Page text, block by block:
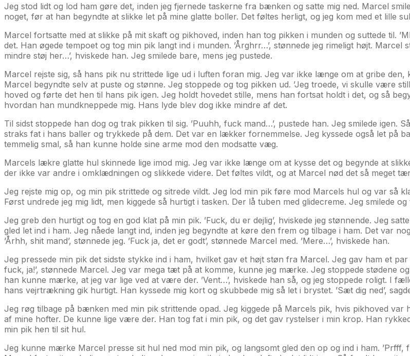
Jeg stod lidt og lod ham gøre det, inden jeg fjernede taskerne fra bænken og satte mig ned. Marcel
noget, før at han begyndte at slikke let på mine glatte boller. Det føltes herligt, og jeg kom med et lille
Marcel fortsatte med at slikke på mit skaft og pikhoved, inden han tog pikken i munden og suttede til.
det. Han øgede tempoet og tog min pik langt ind i munden. ’Årghrr…’, stønnede jeg rimeligt højt.
mindre støj her…’, hviskede han. Jeg smilede bare, mens jeg pustede.
Marcel rejste sig, så hans pik nu strittede lige ud i luften foran mig. Jeg var ikke længe om at gribe
Marcel begyndte selv at puste og stønne. Jeg stoppede og tog pikken ud. ’Jeg troede, vi skulle være
hoved og førte det hen til hans pik igen. Jeg holdt hovedet stille, mens han fortsat holdt i det, og så
hvordan han mundkneppede mig. Hans lyde blev dog ikke mindre af det.
Til sidst stoppede han dog og trak pikken til sig. ’Puuhh, fuck mand…’, pustede han. Jeg smilede igen.
straks fat i hans baller og trykkede på dem. Det var en lækker fornemmelse. Jeg kyssede også let på
temmelig smal, så han kunne holde sine arme mod den modsatte væg.
Marcels lækre glatte hul skinnede lige imod mig. Jeg var ikke længe om at kysse det og begynde at
der ikke var andre i omklædningen og slikkede videre. Det føltes vildt, og at Marcel nød det så meget
Jeg rejste mig op, og min pik strittede og sitrede vildt. Jeg lod min pik føre mod Marcels hul og var så
Først undrede jeg mig lidt, men kiggede så hurtigt i tasken. Der lå tuben med glidecreme. Jeg smilede
Jeg greb den hurtigt og tog en god klat på min pik. ’Fuck, du er dejlig’, hviskede jeg stønnende. Jeg
gled let ind i ham. Jeg nåede langt ind, inden jeg begyndte at køre den frem og tilbage i ham. Det var
’Århh, shit mand’, stønnede jeg. ’Fuck ja, det er godt’, stønnede Marcel med. ’Mere…’, hviskede han.
Jeg pressede min pik det sidste stykke ind i ham, hvilket gav et højt støn fra Marcel. Jeg gav ham et
fuck, ja!’, stønnede Marcel. Jeg var mega tæt på at komme, kunne jeg mærke. Jeg stoppede stødene
han kunne mærke, at jeg var lige ved at være der. ’Vent…’, hviskede han så, og jeg stoppede roligt. I
hans vejrtrækning gik hurtigt. Han kyssede mig kort og skubbede mig så let i brystet. ’Sæt dig ned’,
Jeg røg tilbage på bænken med min pik strittende opad. Jeg kiggede på Marcels pik, hvis pikhoved
af mine hofter. De kunne lige være der. Han tog fat i min pik, og det gav rystelser i min krop. Han
min pik hen til sit hul.
Jeg kunne mærke Marcel presse sit hul ned mod min pik, og langsomt gled den op og ind i ham. ’Prfff,